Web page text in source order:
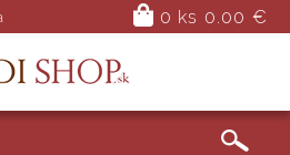
0 ks 0.00 €